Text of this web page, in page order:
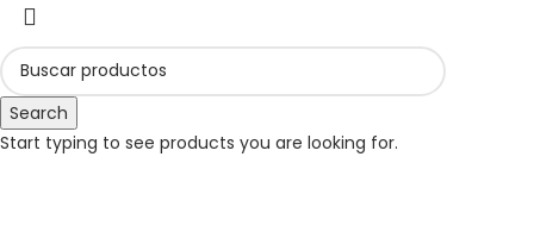
Search
Start typing to see products you are looking for.